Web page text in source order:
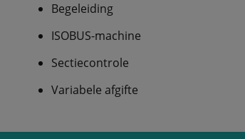
Begeleiding
ISOBUS-machine
Sectiecontrole
Variabele afgifte